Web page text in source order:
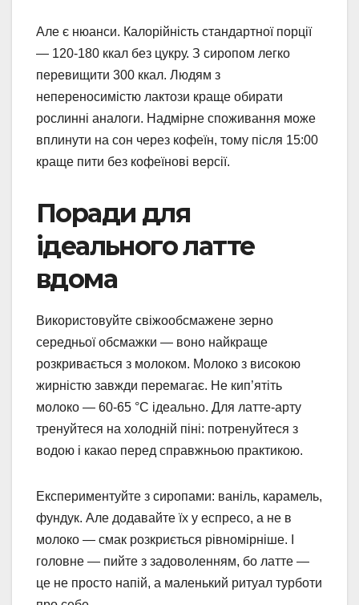
Але є нюанси. Калорійність стандартної порції
— 120-180 ккал без цукру. З сиропом легко
перевищити 300 ккал. Людям з
непереносимістю лактози краще обирати
рослинні аналоги. Надмірне споживання може
вплинути на сон через кофеїн, тому після 15:00
краще пити без кофеїнові версії.
Поради для
ідеального латте
вдома
Використовуйте свіжообсмажене зерно
середньої обсмажки — воно найкраще
розкривається з молоком. Молоко з високою
жирністю завжди перемагає. Не кип’ятіть
молоко — 60-65 °C ідеально. Для латте-арту
тренуйтеся на холодній піні: потренуйтеся з
водою і какао перед справжньою практикою.
Експериментуйте з сиропами: ваніль, карамель,
фундук. Але додавайте їх у еспресо, а не в
молоко — смак розкриється рівномірніше. І
головне — пийте з задоволенням, бо латте —
це не просто напій, а маленький ритуал турботи